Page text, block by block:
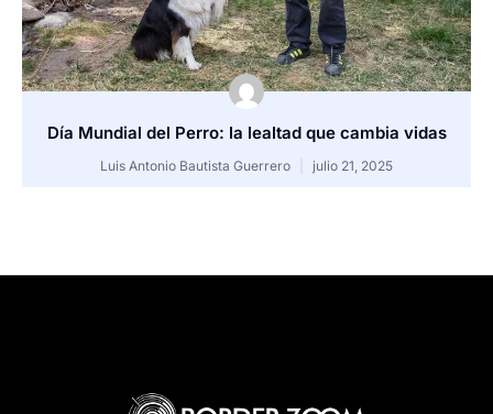
Día Mundial del Perro: la lealtad que cambia vidas
Luis Antonio Bautista Guerrero julio 21, 2025